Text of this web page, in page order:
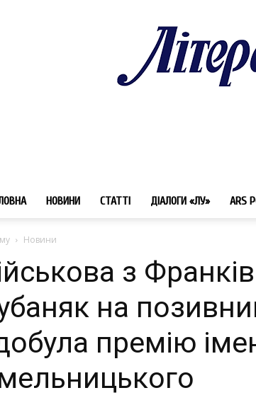
НОВИНИ СТАТТІ ДІАЛОГИ «ЛУ» ARS
Новини
з
на
премію